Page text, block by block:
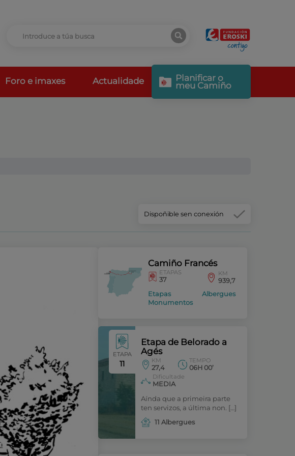
Foro e imaxes Actualidade Planificar o
meu Camiño
Dispoñible sen conexión
Camiño Francés
ETAPAS
37
KM
939,7
Etapas
Albergues
Monumentos
ETAPA
11
Etapa de Belorado a
Agés
KM
27,4
TEMPO
06H 00’
Dificultade
MEDIA
Aínda que a primeira parte
ten servizos, a última non. […]
11 Albergues